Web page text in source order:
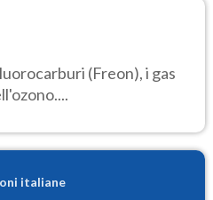
(Freon), i gas
italiane